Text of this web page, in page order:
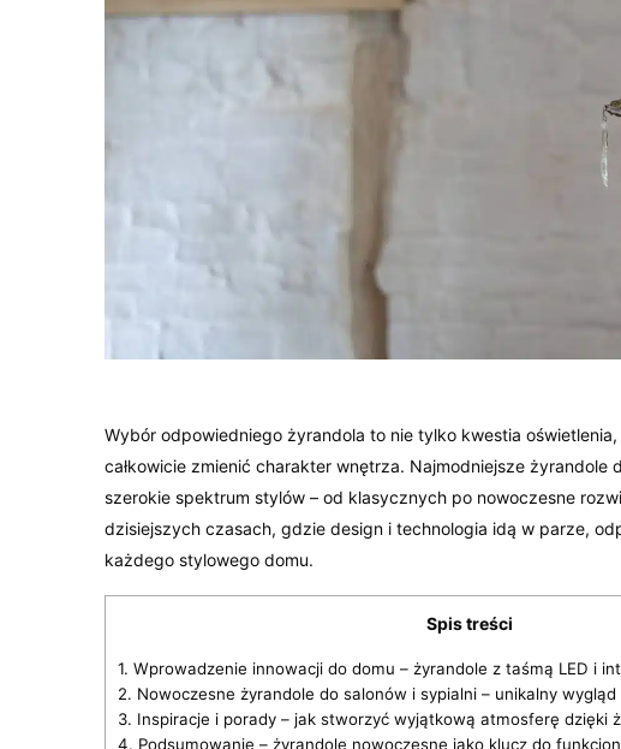
Wybór odpowiedniego żyrandola to nie tylko kwestia
całkowicie zmienić charakter wnętrza. Najmodniejsze żyrandole
szerokie spektrum stylów – od klasycznych po nowoczesne
dzisiejszych czasach, gdzie design i technologia idą w parze,
każdego stylowego domu.
Spis treści
1. Wprowadzenie innowacji do domu – żyrandole z taśmą LED i
2. Nowoczesne żyrandole do salonów i sypialni – unikalny
3. Inspiracje i porady – jak stworzyć wyjątkową atmosferę dzięki
4. Podsumowanie – żyrandole nowoczesne jako klucz do